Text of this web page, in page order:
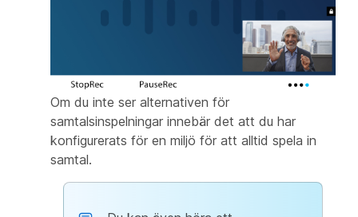
Om du inte ser alternativen för
samtalsinspelningar innebär det att du har
konfigurerats för en miljö för att alltid spela in
samtal.